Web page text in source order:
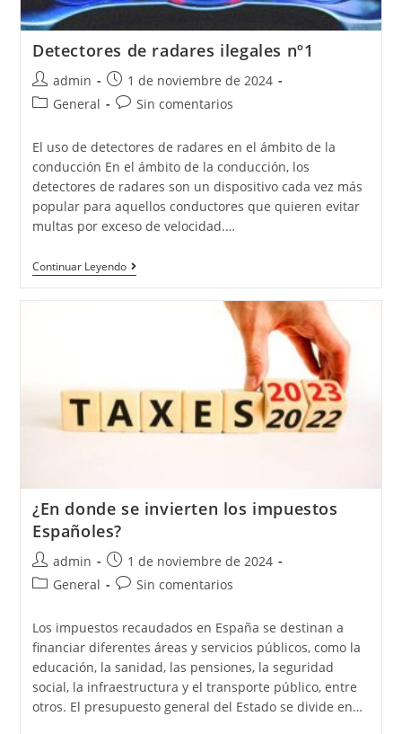
Detectores de radares ilegales nº1
admin
1 de noviembre de 2024
General
Sin comentarios
El uso de detectores de radares en el ámbito de la
conducción En el ámbito de la conducción, los
detectores de radares son un dispositivo cada vez más
popular para aquellos conductores que quieren evitar
multas por exceso de velocidad.…
Continuar Leyendo
¿En donde se invierten los impuestos
Españoles?
admin
1 de noviembre de 2024
General
Sin comentarios
Los impuestos recaudados en España se destinan a
financiar diferentes áreas y servicios públicos, como la
educación, la sanidad, las pensiones, la seguridad
social, la infraestructura y el transporte público, entre
otros. El presupuesto general del Estado se divide en…